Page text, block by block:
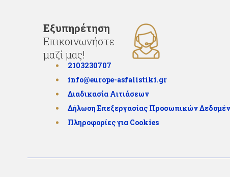
Εξυπηρέτηση
Επικοινωνήστε
μαζί μας!
2103230707
info@europe-asfalistiki.gr
Διαδικασία Αιτιάσεων
Δήλωση Επεξεργασίας Προσωπικών
Πληροφορίες για Cookies